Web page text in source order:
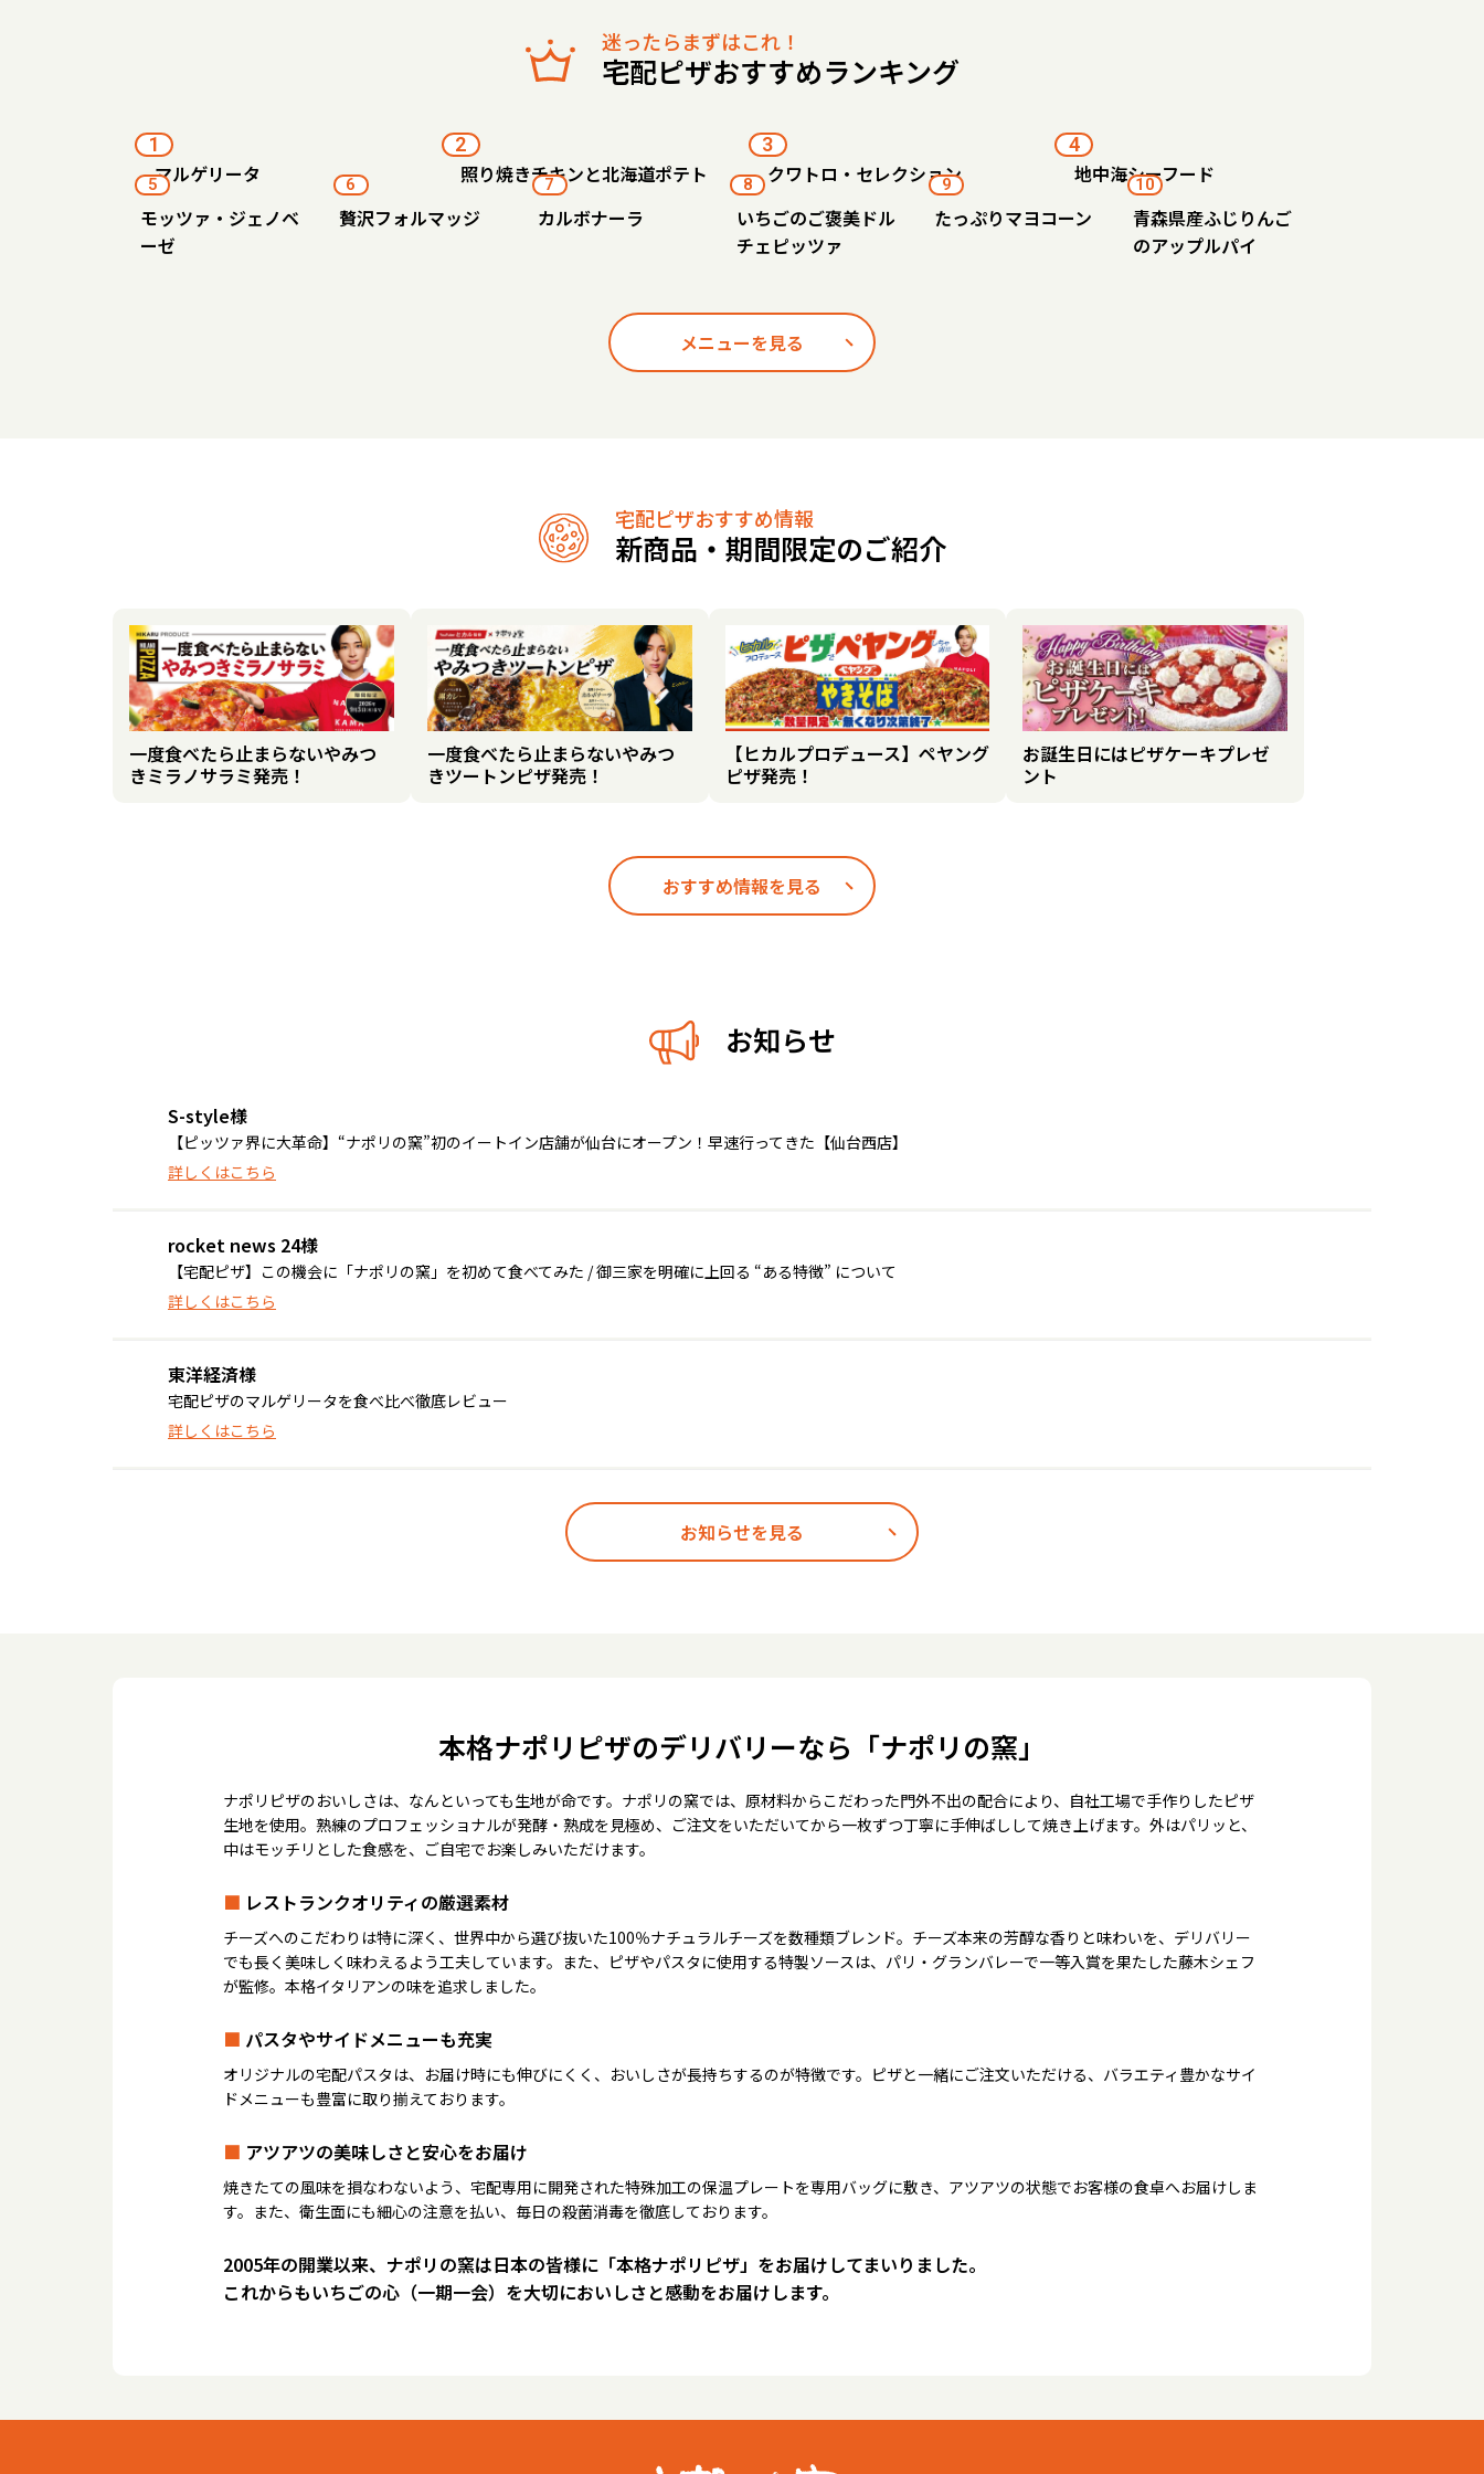
迷ったらまずはこれ！
宅配ピザおすすめランキング
1
マルゲリータ
2
照り焼きチキンと北海道ポテト
3
クワトロ・セレクション
4
地中海シーフード
5
モッツァ・ジェノベ
ーゼ
6
贅沢フォルマッジ
7
カルボナーラ
8
いちごのご褒美ドル
チェピッツァ
9
たっぷりマヨコーン
10
青森県産ふじりんご
のアップルパイ
メニューを見る
宅配ピザおすすめ情報
新商品・期間限定のご紹介
一度食べたら止まらないやみつ
きミラノサラミ発売！
一度食べたら止まらないやみつ
きツートンピザ発売！
【ヒカルプロデュース】ペヤング
ピザ発売！
お誕生日にはピザケーキプレゼ
ント
おすすめ情報を見る
お知らせ
S-style様
【ピッツァ界に大革命】“ナポリの窯”初のイートイン店舗が仙台にオープン！早速行ってきた【仙台西店】
詳しくはこちら
rocket news 24様
【宅配ピザ】この機会に「ナポリの窯」を初めて食べてみた / 御三家を明確に上回る “ある特徴” について
詳しくはこちら
東洋経済様
宅配ピザのマルゲリータを食べ比べ徹底レビュー
詳しくはこちら
お知らせを見る
本格ナポリピザのデリバリーなら「ナポリの窯」
ナポリピザのおいしさは、なんといっても生地が命です。ナポリの窯では、原材料からこだわった門外不出の配合により、自社工場で手作りしたピザ
生地を使用。熟練のプロフェッショナルが発酵・熟成を見極め、ご注文をいただいてから一枚ずつ丁寧に手伸ばしして焼き上げます。外はパリッと、
中はモッチリとした食感を、ご自宅でお楽しみいただけます。
■ レストランクオリティの厳選素材
チーズへのこだわりは特に深く、世界中から選び抜いた100％ナチュラルチーズを数種類ブレンド。チーズ本来の芳醇な香りと味わいを、デリバリー
でも長く美味しく味わえるよう工夫しています。また、ピザやパスタに使用する特製ソースは、パリ・グランバレーで一等入賞を果たした藤木シェフ
が監修。本格イタリアンの味を追求しました。
■ パスタやサイドメニューも充実
オリジナルの宅配パスタは、お届け時にも伸びにくく、おいしさが長持ちするのが特徴です。ピザと一緒にご注文いただける、バラエティ豊かなサイ
ドメニューも豊富に取り揃えております。
■ アツアツの美味しさと安心をお届け
焼きたての風味を損なわないよう、宅配専用に開発された特殊加工の保温プレートを専用バッグに敷き、アツアツの状態でお客様の食卓へお届けしま
す。また、衛生面にも細心の注意を払い、毎日の殺菌消毒を徹底しております。
2005年の開業以来、ナポリの窯は日本の皆様に「本格ナポリピザ」をお届けしてまいりました。
これからもいちごの心（一期一会）を大切においしさと感動をお届けします。